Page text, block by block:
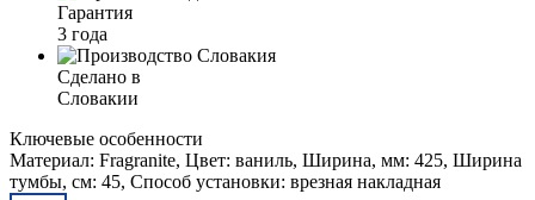
Гарантия
3 года
Сделано в
Словакии
Ключевые особенности
Материал: Fragranite, Цвет: ваниль, Ширина, мм: 425, Ширина
тумбы, см: 45, Способ установки: врезная накладная